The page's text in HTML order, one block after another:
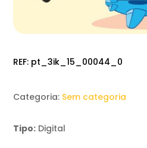
REF: pt_3ik_15_00044_0
Categoria: Sem categoria
Tipo: Digital